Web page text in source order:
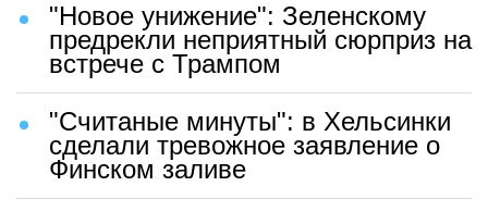
"Новое унижение": Зеленскому
предрекли неприятный сюрприз на
встрече с Трампом
"Считаные минуты": в Хельсинки
сделали тревожное заявление о
Финском заливе